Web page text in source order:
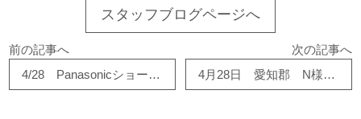
スタッフブログページへ
前の記事へ
4/28 Panasonicショールームにて
次の記事へ
4月28日 愛知郡 N様邸 洗面台交換工事